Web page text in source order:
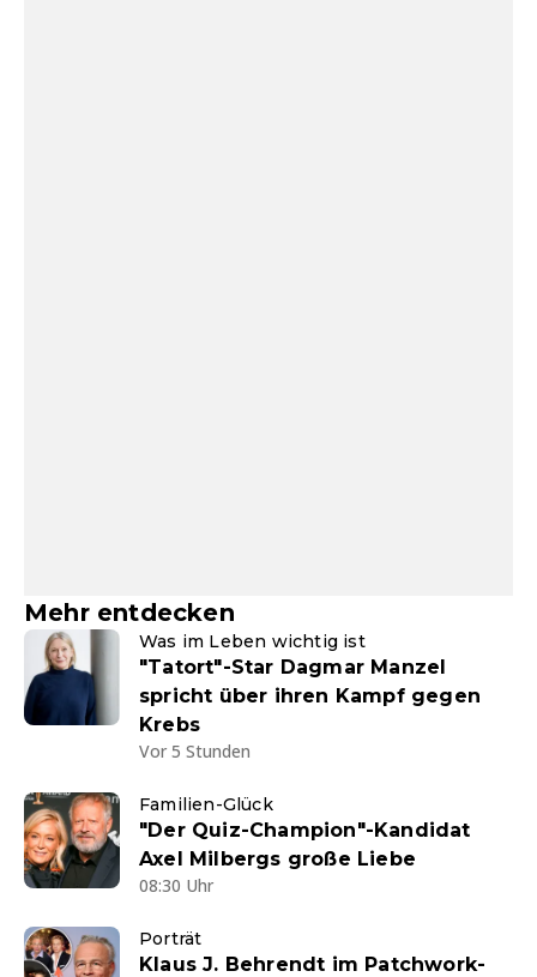
Mehr entdecken
Was im Leben wichtig ist
"Tatort"-Star Dagmar Manzel
spricht über ihren Kampf gegen
Krebs
Vor 5 Stunden
Familien-Glück
"Der Quiz-Champion"-Kandidat
Axel Milbergs große Liebe
08:30 Uhr
Porträt
Klaus J. Behrendt im Patchwork-